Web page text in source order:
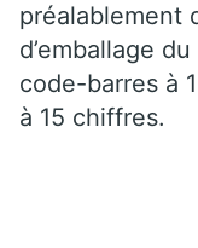
préalablement
d’emballage
code-barres à
à 15 chiffres.